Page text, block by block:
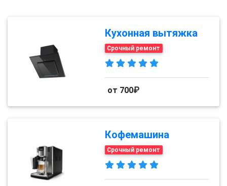
Кухонная вытяжка
Срочный ремонт
от 700₽
Кофемашина
Срочный ремонт